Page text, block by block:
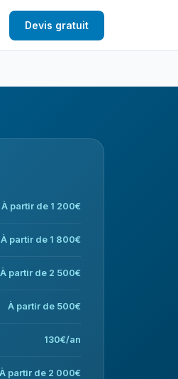
Devis gratuit
À partir de 1 200€
À partir de 1 800€
À partir de 2 500€
À partir de 500€
130€/an
À partir de 2 000€